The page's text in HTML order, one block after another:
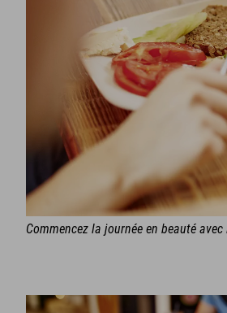
Commencez la journée en beauté